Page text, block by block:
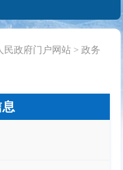
民政府门户网站 >政务